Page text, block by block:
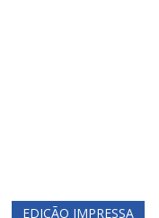
EDIÇÃO IMPRESSA